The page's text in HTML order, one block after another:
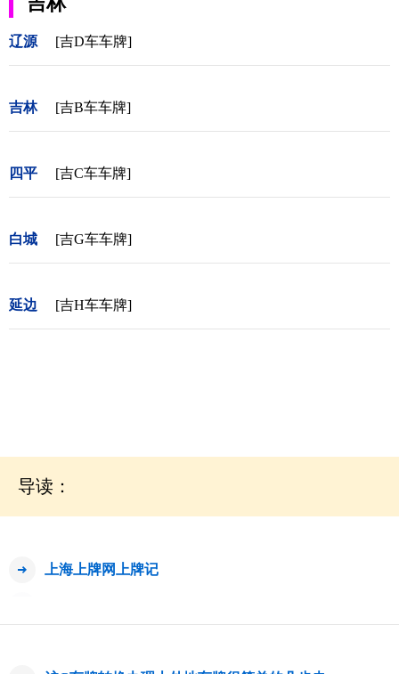
辽源 [吉D车车牌]
吉林 [吉B车车牌]
四平 [吉C车车牌]
白城 [吉G车车牌]
延边 [吉H车车牌]
导读：
上海上牌网上牌记